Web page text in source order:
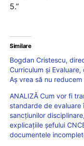
5.”
Similare
Bogdan Cristescu,
Curriculum și
Aș vrea să nu
ANALIZĂ Cum vor fi
standarde de evaluare
sancțiunilor
explicațiile șefului
documentele